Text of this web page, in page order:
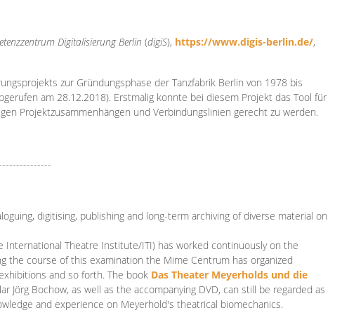
DigitalisierungBerlin (digiS), https://www.digis-berlin.de/,
zur Gründungsphase der Tanzfabrik Berlin von 1978 bis
am 28.12.2018). Erstmalig konnte bei diesem Projekt das Tool für
Projektzusammenhängen und Verbindungslinien gerecht zu werden.
digitising, publishing and long-term archiving of diverse material on
Theatre Institute/ITI) has worked continuously on the
the course of this examination the Mime Centrum has organized
and so forth. The book Das Theater Meyerholds und die
Jörg Bochow, as well as the accompanying DVD, can still be regarded as
and experience on Meyerhold's theatrical biomechanics.